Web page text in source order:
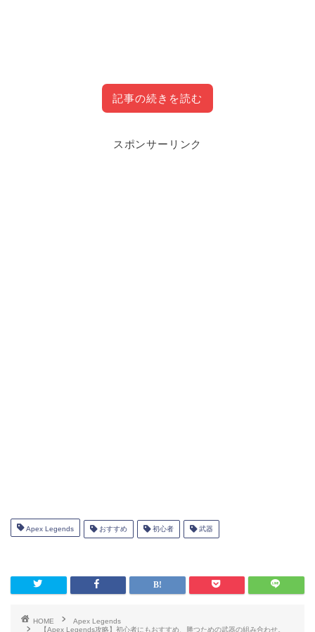
記事の続きを読む
スポンサーリンク
Apex Legends おすすめ 初心者 武器
HOME
Apex Legends
【Apex Legends攻略】初心者にもおすすめ、勝つための武器の組み合わせ。